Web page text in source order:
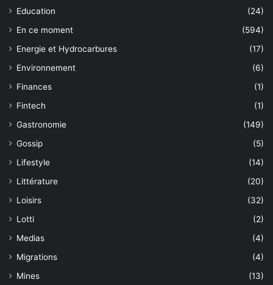
Education
(24)
En ce moment
(594)
Energie et Hydrocarbures
(17)
Environnement
(6)
Finances
(1)
Fintech
(1)
Gastronomie
(149)
Gossip
(5)
Lifestyle
(14)
Littérature
(20)
Loisirs
(32)
Lotti
(2)
Medias
(4)
Migrations
(4)
Mines
(13)